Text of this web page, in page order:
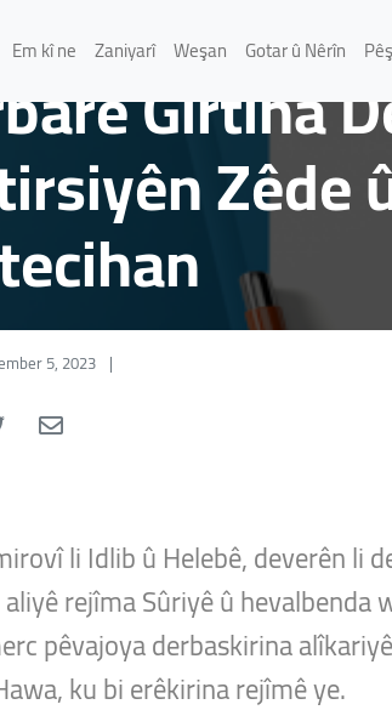
Em kî ne Zaniyarî Weşan Gotar û Nêrîn
Girtina
Zêde
5, 2023 |
li Idlib û Helebê, deverên li
rejîma Sûriyê û
pêvajoya derbaskirina
ku bi erêkirina rejîmê ye.